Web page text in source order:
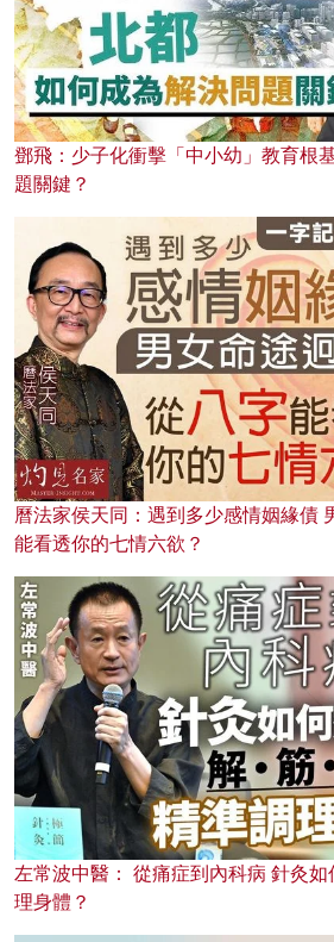
鄧飛：少子化衝擊「中小幼」教育根
題關鍵？
曆法家侯天同：遇到多少感情姻緣債
能看透你的七情六欲？
左常波中醫： 從痛症到內科病 針灸
理身體？